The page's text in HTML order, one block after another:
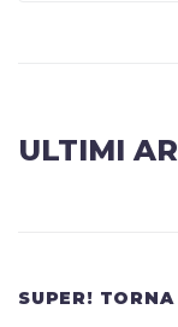
ULTIMI
SUPER!